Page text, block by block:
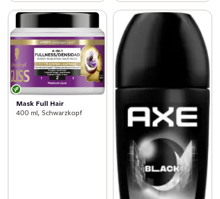
Mask Full Hair
400 ml, Schwarzkopf